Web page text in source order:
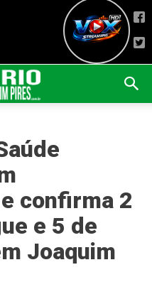
confirma 2
e 5 de
Joaquim